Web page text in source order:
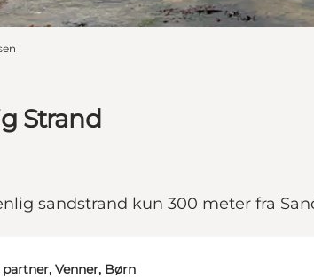
Strand
sandstrand kun 300 meter fra
Venner, Børn